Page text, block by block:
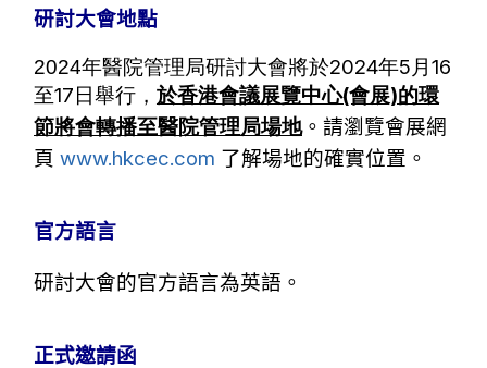
研討大會地點
2024年醫院管理局研討大會將於2024年5月16
至17日舉行， 於香港會議展覽中心(會展)的環
節將會轉播至醫院管理局場地。請瀏覽會展網
頁 www.hkcec.com 了解場地的確實位置。
官方語言
研討大會的官方語言為英語。
正式邀請函